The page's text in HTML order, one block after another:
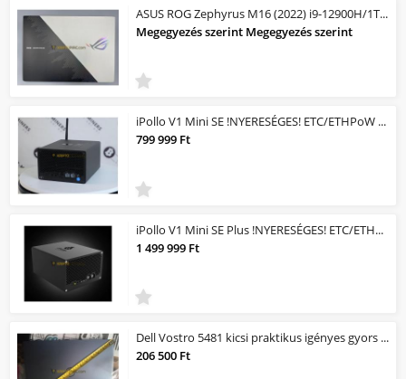
ASUS ROG Zephyrus M16 (2022) i9-12900H/1TB SSD/32GB RAM/GeForce 3080 Ti
Megegyezés szerint Megegyezés szerint
iPollo V1 Mini SE !NYERESÉGES! ETC/ETHPoW MINER/Bányagép! 200mh/s 110Watt /NYERE...
799 999 Ft
iPollo V1 Mini SE Plus !NYERESÉGES! ETC/ETHPoW MINER/Bányagép! 400mh/s 240Watt /...
1 499 999 Ft
Dell Vostro 5481 kicsi praktikus igényes gyors üzleti és gamer
206 500 Ft